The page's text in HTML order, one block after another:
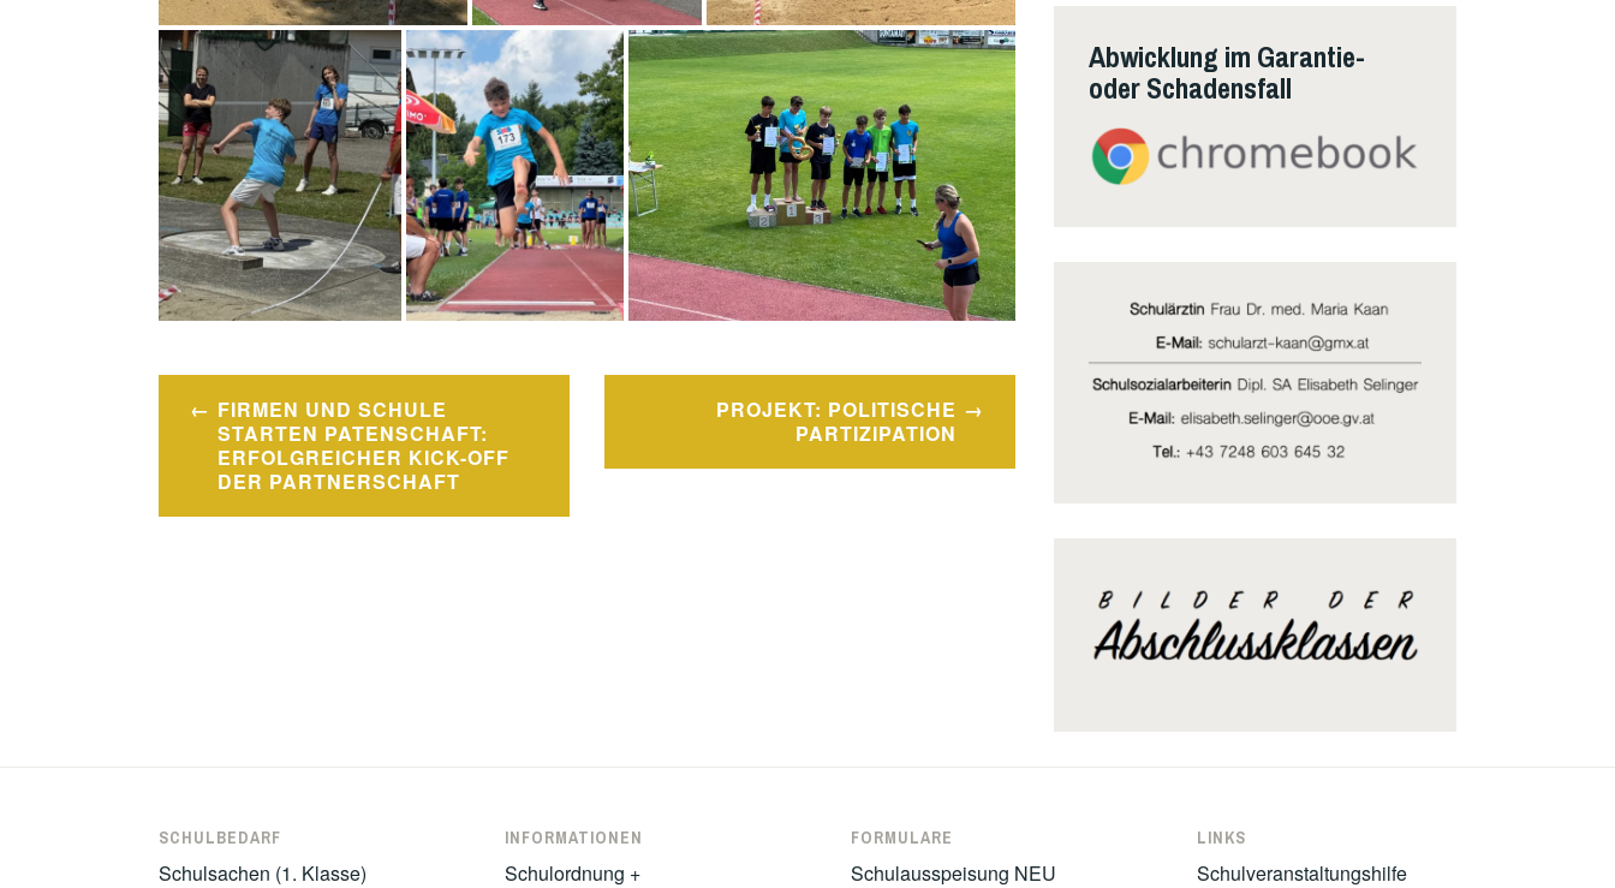
Beitragsnavigation
FIRMEN UND SCHULE
STARTEN PATENSCHAFT:
ERFOLGREICHER KICK-OFF
DER PARTNERSCHAFT
PROJEKT: POLITISCHE
PARTIZIPATION
Abwicklung im Garantie-
oder Schadensfall
SCHULBEDARF
Schulsachen (1. Klasse)
INFORMATIONEN
Schulordnung +
FORMULARE
Schulausspeisung NEU
LINKS
Schulveranstaltungshilfe